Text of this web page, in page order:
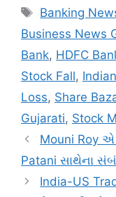
Tags
Banking
Business News
Bank, HDFC
Stock Fall,
Loss, Share
Gujarati, Stock
Mouni Roy એ
Patani સાથેના
India-US